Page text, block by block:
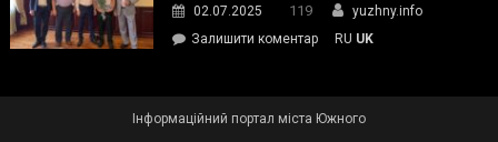
представниками
молодіжної
обговорювали
02.07.2025 119
yuzhny.info
Залишити коментарon
RU UK
Інформаційний портал міста Южного